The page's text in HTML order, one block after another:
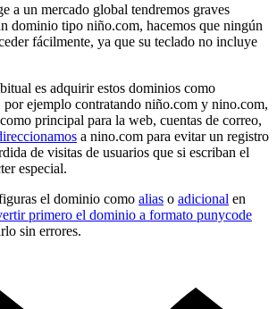
a un mercado global tendremos graves
dominio tipo niño.com, hacemos que ningún
fácilmente, ya que su teclado no incluye
es adquirir estos dominios como
por ejemplo contratando niño.com y nino.com,
principal para la web, cuentas de correo,
a nino.com para evitar un registro
de visitas de usuarios que si escriban el
especial.
el dominio como alias o adicional en
primero el dominio a formato punycode
sin errores.